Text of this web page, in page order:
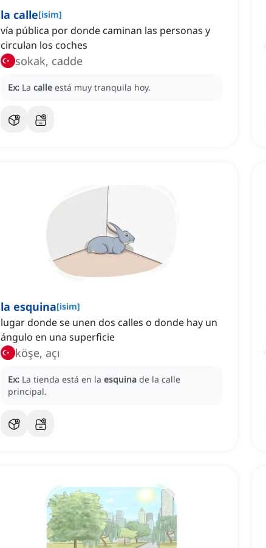
la calle[isim]
vía pública por donde caminan las personas y
circulan los coches
sokak, cadde
Ex: La calle está muy tranquila hoy.
la esquina[isim]
lugar donde se unen dos calles o donde hay un
ángulo en una superficie
köşe, açı
Ex: La tienda está en la esquina de la calle
principal.